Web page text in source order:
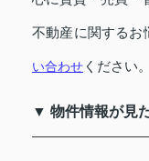
不動産に関するお
い合わせ ください。
▼ 物件情報が見